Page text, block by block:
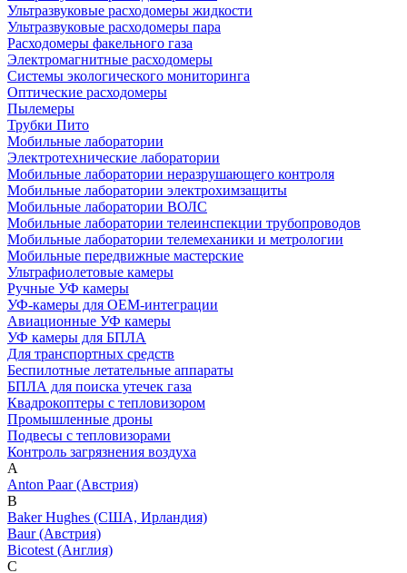
Ультразвуковые расходомеры жидкости
Ультразвуковые расходомеры пара
Расходомеры факельного газа
Электромагнитные расходомеры
Системы экологического мониторинга
Оптические расходомеры
Пылемеры
Трубки Пито
Мобильные лаборатории
Электротехнические лаборатории
Мобильные лаборатории неразрушающего контроля
Мобильные лаборатории электрохимзащиты
Мобильные лаборатории ВОЛС
Мобильные лаборатории телеинспекции трубопроводов
Мобильные лаборатории телемеханики и метрологии
Мобильные передвижные мастерские
Ультрафиолетовые камеры
Ручные УФ камеры
УФ-камеры для OEM-интеграции
Авиационные УФ камеры
УФ камеры для БПЛА
Для транспортных средств
Беспилотные летательные аппараты
БПЛА для поиска утечек газа
Квадрокоптеры с тепловизором
Промышленные дроны
Подвесы с тепловизорами
Контроль загрязнения воздуха
A
Anton Paar (Австрия)
B
Baker Hughes (США, Ирландия)
Baur (Австрия)
Bicotest (Англия)
C